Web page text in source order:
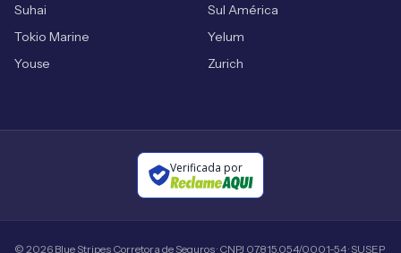
Suhai
Sul América
Tokio Marine
Yelum
Youse
Zurich
Verificada por
© 2026 Blue Stripes Corretora de Seguros · CNPJ 07.815.054/0001-54 · SUSEP